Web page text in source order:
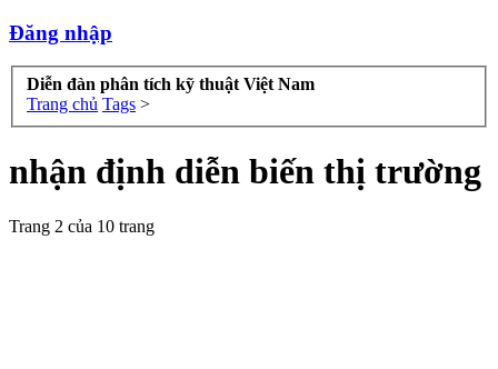
Đăng nhập
Diễn đàn phân tích kỹ thuật Việt Nam
Trang chủ Tags >
nhận định diễn biến thị trường
Trang 2 của 10 trang